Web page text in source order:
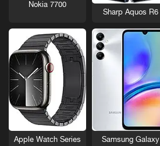
Sharp Aquos R6
Nokia 7700
Samsung Galaxy
Apple Watch Series